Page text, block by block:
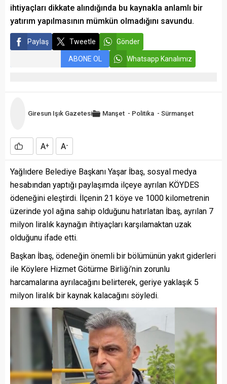
ihtiyaçları dikkate alındığında bu kaynakla anlamlı bir
yatırım yapılmasının mümkün olmadığını savundu.
Paylaş Tweetle Gönder
ABONE OL Whatsapp Kanalımız
Giresun Işık Gazetesi Manşet - Politika - Sürmanşet
A+ A-
Yağlıdere Belediye Başkanı Yaşar İbaş, sosyal medya
hesabından yaptığı paylaşımda ilçeye ayrılan KÖYDES
ödeneğini eleştirdi. İlçenin 21 köye ve 1000 kilometrenin
üzerinde yol ağına sahip olduğunu hatırlatan İbaş, ayrılan 7
milyon liralık kaynağın ihtiyaçları karşılamaktan uzak
olduğunu ifade etti.
Başkan İbaş, ödeneğin önemli bir bölümünün yakıt giderleri
ile Köylere Hizmet Götürme Birliği’nin zorunlu
harcamalarına ayrılacağını belirterek, geriye yaklaşık 5
milyon liralık bir kaynak kalacağını söyledi.